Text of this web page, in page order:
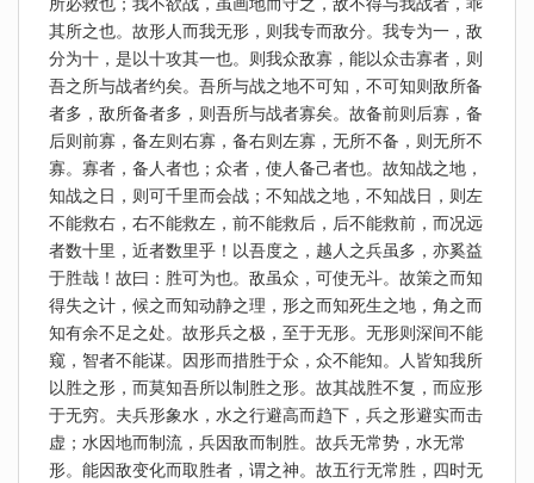
其所之也。故形人而我无形，则我专而敌分。我专为一，敌
分为十，是以十攻其一也。则我众敌寡，能以众击寡者，则
吾之所与战者约矣。吾所与战之地不可知，不可知则敌所备
者多，敌所备者多，则吾所与战者寡矣。故备前则后寡，备
后则前寡，备左则右寡，备右则左寡，无所不备，则无所不
寡。寡者，备人者也；众者，使人备己者也。故知战之地，
知战之日，则可千里而会战；不知战之地，不知战日，则左
不能救右，右不能救左，前不能救后，后不能救前，而况远
者数十里，近者数里乎！以吾度之，越人之兵虽多，亦奚益
于胜哉！故曰：胜可为也。敌虽众，可使无斗。故策之而知
得失之计，候之而知动静之理，形之而知死生之地，角之而
知有余不足之处。故形兵之极，至于无形。无形则深间不能
窥，智者不能谋。因形而措胜于众，众不能知。人皆知我所
以胜之形，而莫知吾所以制胜之形。故其战胜不复，而应形
于无穷。夫兵形象水，水之行避高而趋下，兵之形避实而击
虚；水因地而制流，兵因敌而制胜。故兵无常势，水无常
形。能因敌变化而取胜者，谓之神。故五行无常胜，四时无